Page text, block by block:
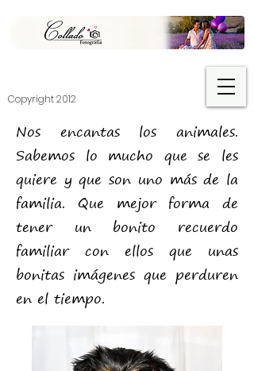
​Copyright 2012
Nos encantas los animales.
Sabemos lo mucho que se les
quiere y que son uno más de la
familia. Que mejor forma de
tener un bonito recuerdo
familiar con ellos que unas
bonitas imágenes que perduren
en el tiempo.